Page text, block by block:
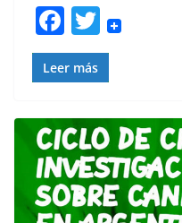
F
ac
e
o
o
k
T
w
itt
Leer más